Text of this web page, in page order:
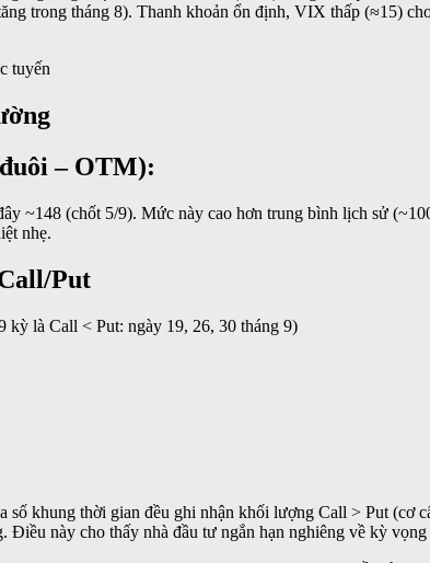
trong tháng 8). Thanh khoản ổn định, VIX thấp (≈15)
– OTM):
~148 (chốt 5/9). Mức này cao hơn trung bình lịch sử
nhẹ.
Put
là Call < Put: ngày 19, 26, 30 tháng 9)
khung thời gian đều ghi nhận khối lượng Call > Put (cơ
Điều này cho thấy nhà đầu tư ngắn hạn nghiêng về kỳ vọng